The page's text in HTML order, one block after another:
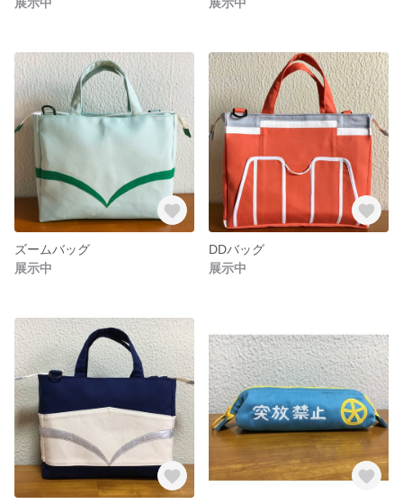
ズームバッグ
展示中
DDバッグ
展示中